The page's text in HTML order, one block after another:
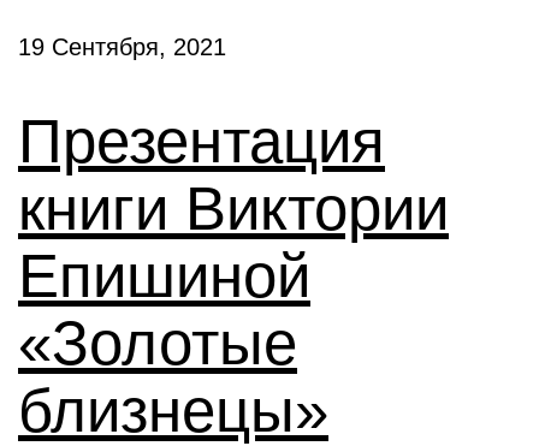
19 Сентября, 2021
Презентация
книги Виктории
Епишиной
«Золотые
близнецы»